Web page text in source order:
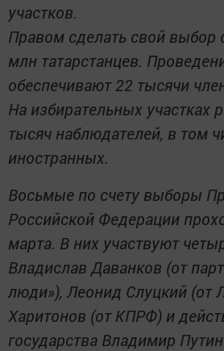
участков.
Правом сделать свой выбор
млн татарстанцев.
обеспечивают 22 тысячи
На избирательных участках
тысяч наблюдателей, в том
иностранных.
Восьмые по счету выборы
Российской Федерации
марта. В них участвуют
Владислав Даванков (от
люди»), Леонид Слуцкий (от
Харитонов (от КПРФ) и
государства Владимир